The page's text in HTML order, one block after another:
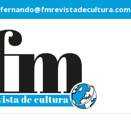
fernando@fmrevistadecultura.com